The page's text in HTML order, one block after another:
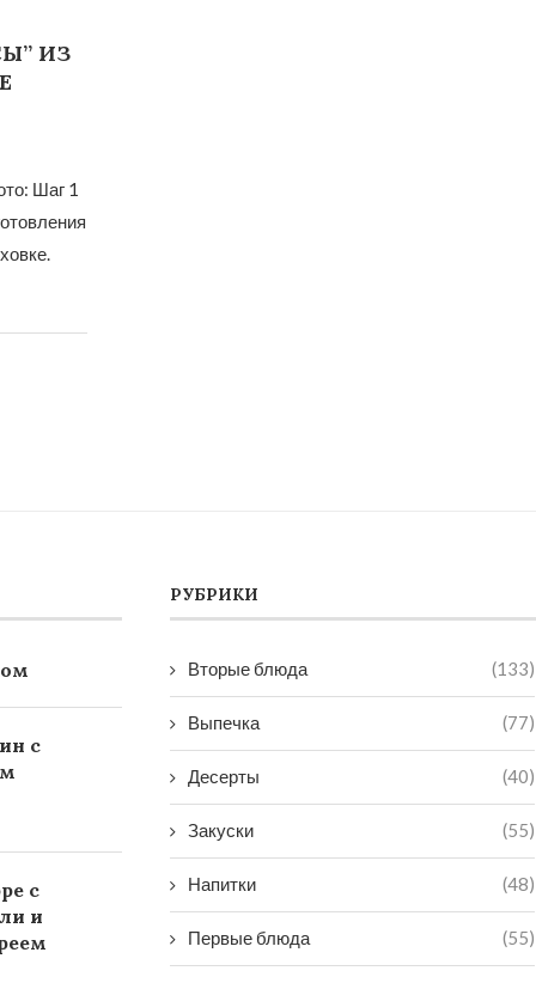
ИЗ
Шаг 1
с
с
и
РУБРИКИ
Вторые блюда (133)
Выпечка (77)
Десерты (40)
Закуски (55)
Напитки (48)
Первые блюда (55)